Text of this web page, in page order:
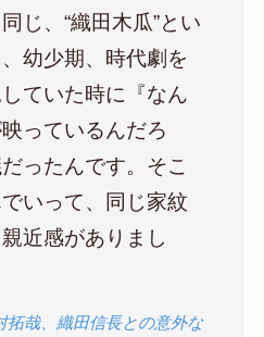
じ、“織田木瓜”とい
幼少期、時代劇を
ていた時に『なん
っているんだろ
ったんです。そこ
いって、同じ家紋
近感がありまし
拓哉、織田信長との意外な